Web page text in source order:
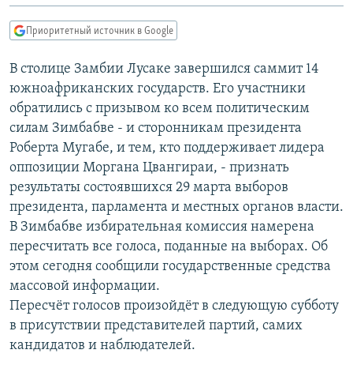
главной
навигации
Вернутся
поиску
IDEL.РЕАЛИИ
КАВКАЗ.РЕАЛИИ
СЕВЕР.РЕАЛИИ
СИБИРЬ.РЕАЛИИ
РАСПИСАНИЕ ВЕЩАНИЯ
ПОДПИШИТЕСЬ НА РАССЫЛКУ
СОЦИАЛЬНЫЕ СЕТИ
Все сайты РСЕ/РС
Приоритетный источник в Google
В столице Замбии Лусаке завершился саммит 14
южноафриканских государств. Его участники
обратились с призывом ко всем политическим
силам Зимбабве - и сторонникам президента
Роберта Мугабе, и тем, кто поддерживает лидера
оппозиции Моргана Цвангираи, - признать
результаты состоявшихся 29 марта выборов
президента, парламента и местных органов власти.
В Зимбабве избирательная комиссия намерена
пересчитать все голоса, поданные на выборах. Об
этом сегодня сообщили государственные средства
массовой информации.
Пересчёт голосов произойдёт в следующую субботу
в присутствии представителей партий, самих
кандидатов и наблюдателей.